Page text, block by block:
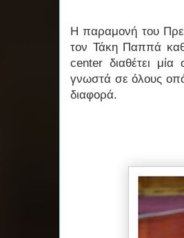
Η παραμονή του
τον Τάκη Παππά
center διαθέτει μία
γνωστά σε όλους
διαφορά.